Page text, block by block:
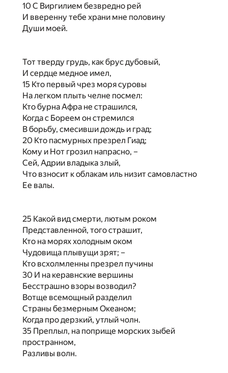
10 С Виргилием безвредно рей
И вверенну тебе храни мне половину
Души моей.
Тот тверду грудь, как брус дубовый,
И сердце медное имел,
15 Кто первый чрез моря суровы
На легком плыть челне посмел:
Кто бурна Афра не страшился,
Когда с Бореем он стремился
В борьбу, смесивши дождь и град;
20 Кто пасмурных презрел Гиад;
Кому и Нот грозил напрасно, –
Сей, Адрии владыка злый,
Что взносит к облакам иль низит самовластно
Ее валы.
25 Какой вид смерти, лютым роком
Представленной, того страшит,
Кто на морях холодным оком
Чудовища плывущи зрят; –
Кто всхолмленны презрел пучины
30 И на керавнские вершины
Бесстрашно взоры возводил?
Вотще всемощный разделил
Страны безмерным Океаном;
Когда про дерзкий, утлый чолн.
35 Преплыл, на поприще морских зыбей
пространном,
Разливы волн.